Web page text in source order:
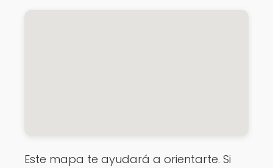
Este mapa te ayudará a orientarte. Si